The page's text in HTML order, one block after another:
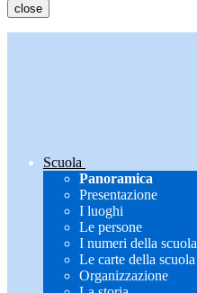
close
Scuola
Panoramica
Presentazione
I luoghi
Le persone
I numeri della scuola
Le carte della scuola
Organizzazione